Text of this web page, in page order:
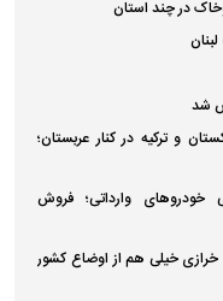
در چند استان
شد
و ترکیه در کنار عربستان؛
خودروهای وارداتی‌؛ فروش
خرازی خیلی هم از اوضاع کشور